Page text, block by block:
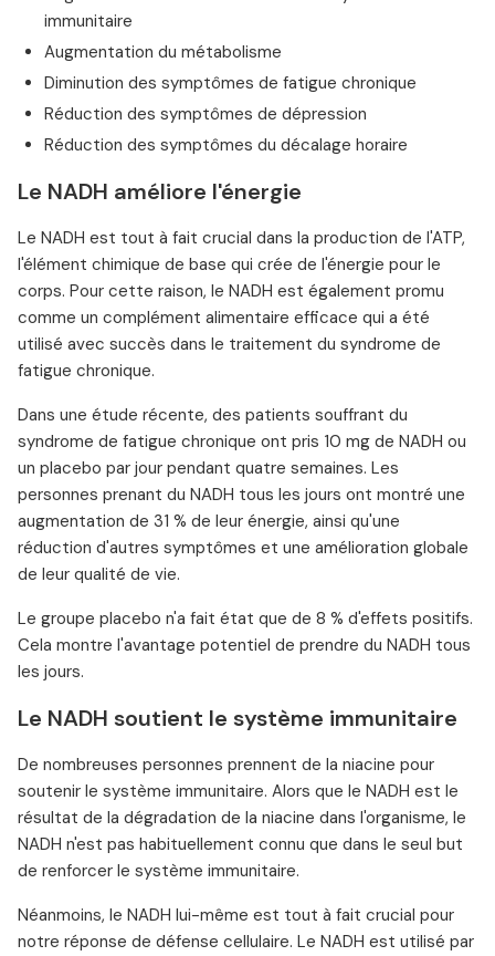
immunitaire
Augmentation du métabolisme
Diminution des symptômes de fatigue chronique
Réduction des symptômes de dépression
Réduction des symptômes du décalage horaire
Le NADH améliore l'énergie
Le NADH est tout à fait crucial dans la production de l'ATP,
l'élément chimique de base qui crée de l'énergie pour le
corps. Pour cette raison, le NADH est également promu
comme un complément alimentaire efficace qui a été
utilisé avec succès dans le traitement du syndrome de
fatigue chronique.
Dans une étude récente, des patients souffrant du
syndrome de fatigue chronique ont pris 10 mg de NADH ou
un placebo par jour pendant quatre semaines. Les
personnes prenant du NADH tous les jours ont montré une
augmentation de 31 % de leur énergie, ainsi qu'une
réduction d'autres symptômes et une amélioration globale
de leur qualité de vie.
Le groupe placebo n'a fait état que de 8 % d'effets positifs.
Cela montre l'avantage potentiel de prendre du NADH tous
les jours.
Le NADH soutient le système immunitaire
De nombreuses personnes prennent de la niacine pour
soutenir le système immunitaire. Alors que le NADH est le
résultat de la dégradation de la niacine dans l'organisme, le
NADH n'est pas habituellement connu que dans le seul but
de renforcer le système immunitaire.
Néanmoins, le NADH lui-même est tout à fait crucial pour
notre réponse de défense cellulaire. Le NADH est utilisé par